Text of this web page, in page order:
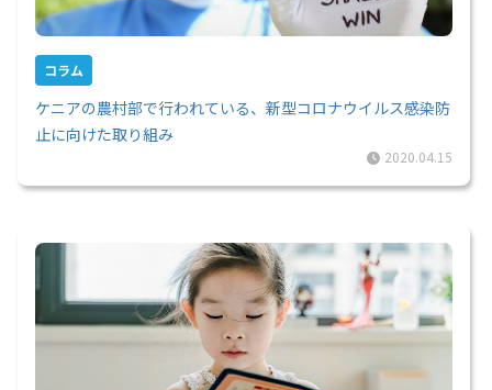
コラム
ケニアの農村部で行われている、新型コロナウイルス感染防
止に向けた取り組み
2020.04.15